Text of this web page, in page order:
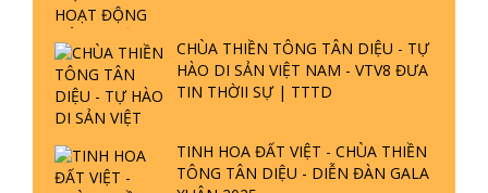
CHÙA THIỀN TÔNG TÂN DIỆU - TỰ
HÀO DI SẢN VIỆT NAM - VTV8 ĐƯA
TIN THỜII SỰ | TTTD
TINH HOA ĐẤT VIỆT - CHÙA THIỀN
TÔNG TÂN DIỆU - DIỄN ĐÀN GALA